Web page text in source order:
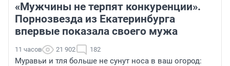
«Мужчины не терпят конкуренции».
Порнозвезда из Екатеринбурга
впервые показала своего мужа
11 часов 21 902 182
Муравьи и тля больше не сунут носа в ваш огород: